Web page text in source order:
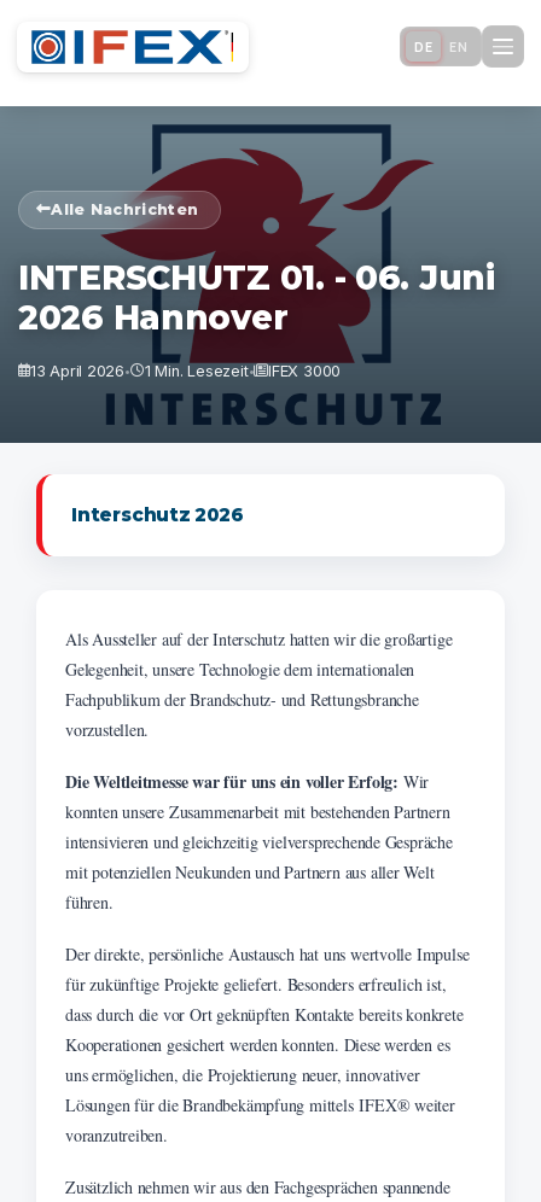
DE EN
Alle Nachrichten
INTERSCHUTZ 01. - 06. Juni
2026 Hannover
13 April 2026• 1 Min. Lesezeit• IFEX 3000
Interschutz 2026
Als Aussteller auf der Interschutz hatten wir die großartige
Gelegenheit, unsere Technologie dem internationalen
Fachpublikum der Brandschutz- und Rettungsbranche
vorzustellen.
Die Weltleitmesse war für uns ein voller Erfolg: Wir
konnten unsere Zusammenarbeit mit bestehenden Partnern
intensivieren und gleichzeitig vielversprechende Gespräche
mit potenziellen Neukunden und Partnern aus aller Welt
führen.
Der direkte, persönliche Austausch hat uns wertvolle Impulse
für zukünftige Projekte geliefert. Besonders erfreulich ist,
dass durch die vor Ort geknüpften Kontakte bereits konkrete
Kooperationen gesichert werden konnten. Diese werden es
uns ermöglichen, die Projektierung neuer, innovativer
Lösungen für die Brandbekämpfung mittels IFEX® weiter
voranzutreiben.
Zusätzlich nehmen wir aus den Fachgesprächen spannende